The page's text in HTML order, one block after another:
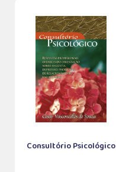
Consultório Psicológico